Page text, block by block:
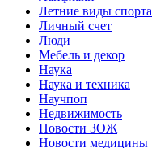
Летние виды спорта
Личный счет
Люди
Мебель и декор
Наука
Наука и техника
Научпоп
Недвижимость
Новости ЗОЖ
Новости медицины